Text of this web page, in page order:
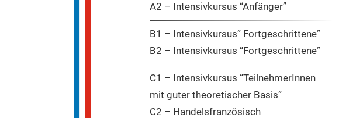
A2 – Intensivkursus “Anfänger”
B1 – Intensivkursus” Fortgeschrittene”
B2 – Intensivkursus “Fortgeschrittene”
C1 – Intensivkursus “TeilnehmerInnen
mit guter theoretischer Basis”
C2 – Handelsfranzösisch